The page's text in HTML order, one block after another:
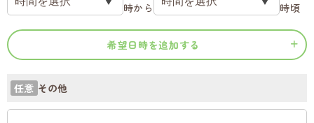
時から
時頃
希望日時を追加する
任意 その他